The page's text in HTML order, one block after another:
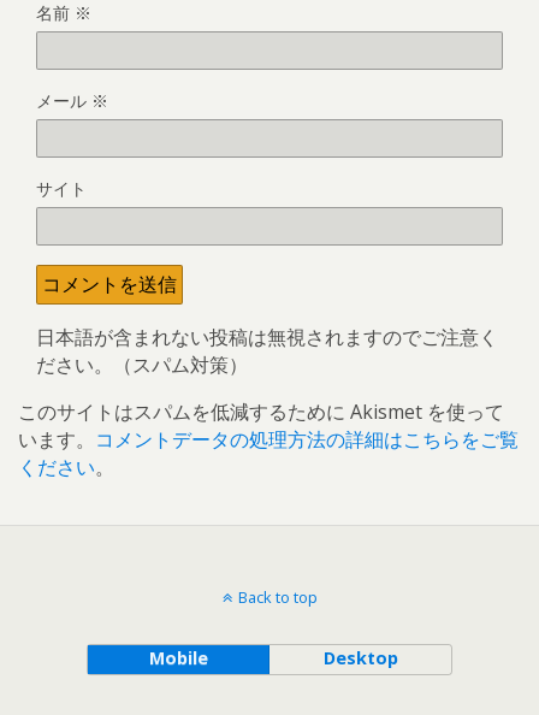
名前 ※
メール ※
サイト
日本語が含まれない投稿は無視されますのでご注意く
ださい。（スパム対策）
このサイトはスパムを低減するために Akismet を使って
います。 コメントデータの処理方法の詳細はこちらをご覧
ください。
Back to top
Mobile Desktop